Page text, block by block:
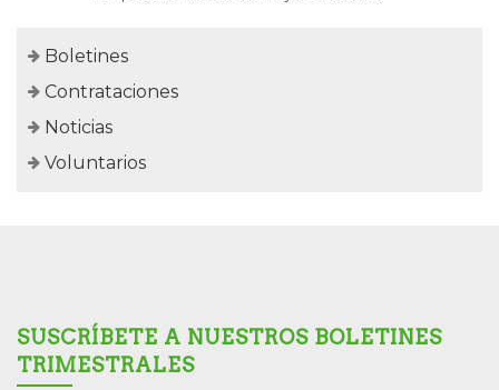
Boletines
Contrataciones
Noticias
Voluntarios
SUSCRÍBETE A NUESTROS BOLETINES
TRIMESTRALES